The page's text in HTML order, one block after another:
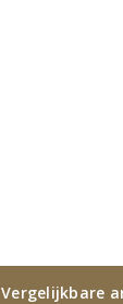
Vergelijkbare